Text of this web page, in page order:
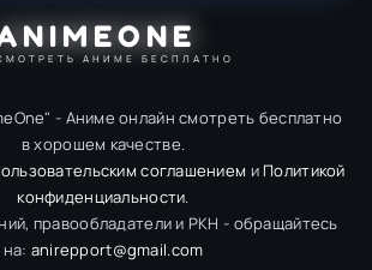
АНИМЕ БЕСПЛАТНО
- Аниме онлайн смотреть бесплатно
в хорошем качестве.
соглашением и Политикой
конфиденциальности.
правообладатели и РКН - обращайтесь
на: anirepport@gmail.com